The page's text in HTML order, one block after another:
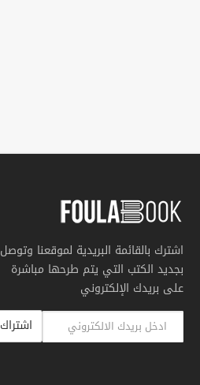
اشترك بالقائمة البريدية لموقعنا وتوصل
بجديد الكتب التي يتم طرحها مباشرة
على بريدك الإلكتروني
اشتراك